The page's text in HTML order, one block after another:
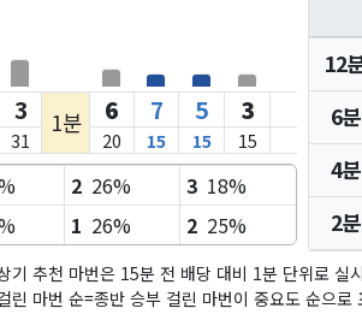
3
31
1분 6 7 5 3
20 15 15 15
226% 318%
1 26% 225%
12
6분
4분
2분
기 추천 마번은 15분 전 배당 대비 1분 단위로 실
린 마번 순=종반 승부 걸린 마번이 중요도 순으